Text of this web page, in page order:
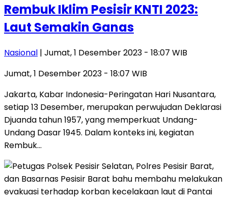
Rembuk Iklim Pesisir KNTI 2023:
Laut Semakin Ganas
Nasional | Jumat, 1 Desember 2023 - 18:07 WIB
Jumat, 1 Desember 2023 - 18:07 WIB
Jakarta, Kabar Indonesia-Peringatan Hari Nusantara,
setiap 13 Desember, merupakan perwujudan Deklarasi
Djuanda tahun 1957, yang memperkuat Undang-
Undang Dasar 1945. Dalam konteks ini, kegiatan
Rembuk…